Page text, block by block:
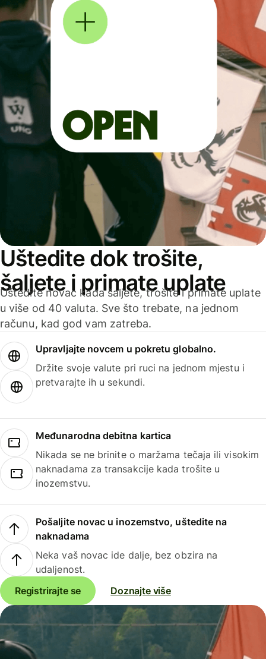
Uštedite dok trošite,
šaljete i primate uplate
Uštedite novac kada šaljete, trošite i primate uplate
u više od 40 valuta. Sve što trebate, na jednom
računu, kad god vam zatreba.
Upravljajte novcem u pokretu globalno.
Držite svoje valute pri ruci na jednom mjestu i
pretvarajte ih u sekundi.
Međunarodna debitna kartica
Nikada se ne brinite o maržama tečaja ili visokim
naknadama za transakcije kada trošite u
inozemstvu.
Pošaljite novac u inozemstvo, uštedite na
naknadama
Neka vaš novac ide dalje, bez obzira na
udaljenost.
Registrirajte se
Doznajte više